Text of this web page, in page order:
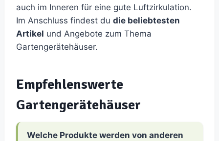
auch im Inneren für eine gute Luftzirkulation.
Im Anschluss findest du die beliebtesten
Artikel und Angebote zum Thema
Gartengerätehäuser.
Empfehlenswerte
Gartengerätehäuser
Welche Produkte werden von anderen